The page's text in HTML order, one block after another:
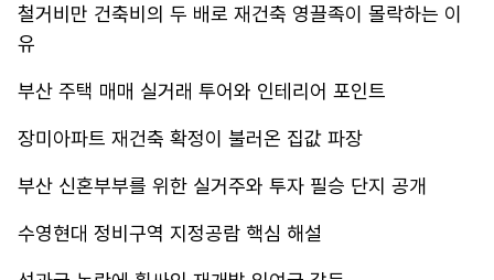
철거비만 건축비의 두 배로 재건축 영끌족이 몰락하는 이
유
부산 주택 매매 실거래 투어와 인테리어 포인트
장미아파트 재건축 확정이 불러온 집값 파장
부산 신혼부부를 위한 실거주와 투자 필승 단지 공개
수영현대 정비구역 지정공람 핵심 해설